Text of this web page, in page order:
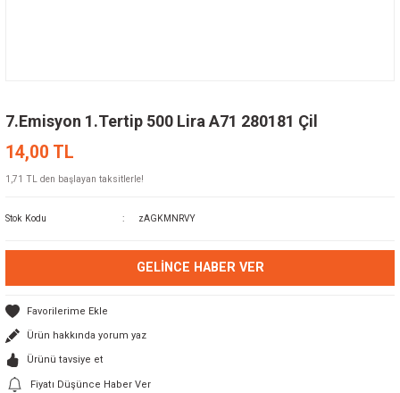
7.Emisyon 1.Tertip 500 Lira A71 280181 Çil
14,00 TL
1,71 TL den başlayan taksitlerle!
Stok Kodu zAGKMNRVY
GELINCE HABER VER
Ürün hakkında yorum yaz
Ürünü tavsiye et
Fiyatı Düşünce Haber Ver